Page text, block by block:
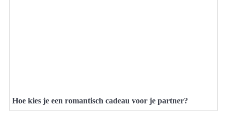
Hoe kies je een romantisch cadeau voor je partner?